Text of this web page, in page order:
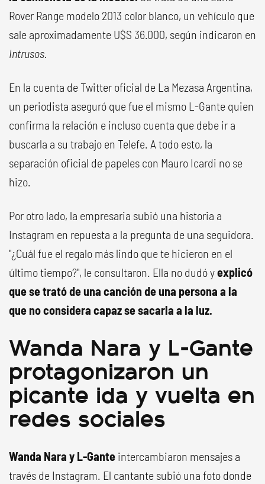
Rover Range modelo 2013 color blanco, un vehículo que
sale aproximadamente U$S 36.000, según indicaron en
Intrusos.
En la cuenta de Twitter oficial de La Mezasa Argentina,
un periodista aseguró que fue el mismo L-Gante quien
confirma la relación e incluso cuenta que debe ir a
buscarla a su trabajo en Telefe. A todo esto, la
separación oficial de papeles con Mauro Icardi no se
hizo.
Por otro lado, la empresaria subió una historia a
Instagram en repuesta a la pregunta de una seguidora.
"¿Cuál fue el regalo más lindo que te hicieron en el
último tiempo?", le consultaron. Ella no dudó yexplicó
que se trató de una canción de una persona a la
que no considera capaz se sacarla a la luz.
Wanda Nara y L-Gante
protagonizaron un
picante ida y vuelta en
redes sociales
Wanda Nara y L-Gante intercambiaron mensajes a
través de Instagram. El cantante subió una foto donde